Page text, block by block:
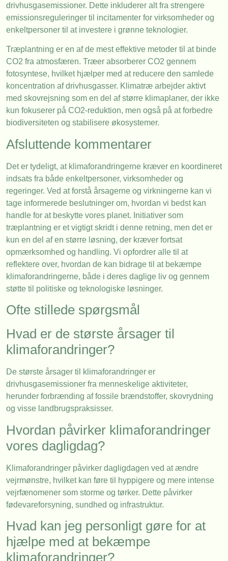
drivhusgasemissioner. Dette inkluderer alt fra strengere
emissionsreguleringer til incitamenter for virksomheder og
enkeltpersoner til at investere i grønne teknologier.
Træplantning er en af de mest effektive metoder til at binde
CO2 fra atmosfæren. Træer absorberer CO2 gennem
fotosyntese, hvilket hjælper med at reducere den samlede
koncentration af drivhusgasser. Klimatræ arbejder aktivt
med skovrejsning som en del af større klimaplaner, der ikke
kun fokuserer på CO2-reduktion, men også på at forbedre
biodiversiteten og stabilisere økosystemer.
Afsluttende kommentarer
Det er tydeligt, at klimaforandringerne kræver en koordineret
indsats fra både enkeltpersoner, virksomheder og
regeringer. Ved at forstå årsagerne og virkningerne kan vi
tage informerede beslutninger om, hvordan vi bedst kan
handle for at beskytte vores planet. Initiativer som
træplantning er et vigtigt skridt i denne retning, men det er
kun en del af en større løsning, der kræver fortsat
opmærksomhed og handling. Vi opfordrer alle til at
reflektere over, hvordan de kan bidrage til at bekæmpe
klimaforandringerne, både i deres daglige liv og gennem
støtte til politiske og teknologiske løsninger.
Ofte stillede spørgsmål
Hvad er de største årsager til
klimaforandringer?
De største årsager til klimaforandringer er
drivhusgasemissioner fra menneskelige aktiviteter,
herunder forbrænding af fossile brændstoffer, skovrydning
og visse landbrugspraksisser.
Hvordan påvirker klimaforandringer
vores dagligdag?
Klimaforandringer påvirker dagligdagen ved at ændre
vejrmønstre, hvilket kan føre til hyppigere og mere intense
vejrfænomener som storme og tørker. Dette påvirker
fødevareforsyning, sundhed og infrastruktur.
Hvad kan jeg personligt gøre for at
hjælpe med at bekæmpe
klimaforandringer?